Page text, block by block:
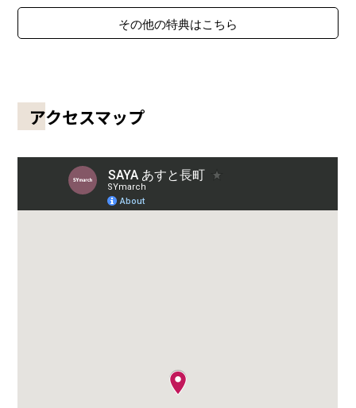
その他の特典はこちら
アクセスマップ